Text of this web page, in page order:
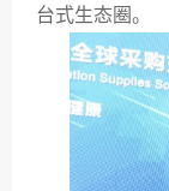
台式生态圈。